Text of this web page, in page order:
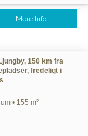
Mere Info
150 km fra
fredeligt i
• 155 m²